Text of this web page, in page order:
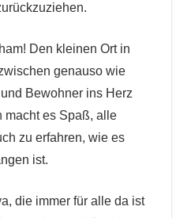
Den kleinen Ort in
genauso wie
Bewohner ins Herz
macht es Spaß, alle
zu erfahren, wie es
ist.
die immer für alle da ist